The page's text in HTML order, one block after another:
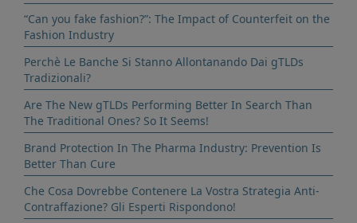
“Can you fake fashion?”: The Impact of Counterfeit on the
Fashion Industry
Perchè Le Banche Si Stanno Allontanando Dai gTLDs
Tradizionali?
Are The New gTLDs Performing Better In Search Than
The Traditional Ones? So It Seems!
Brand Protection In The Pharma Industry: Prevention Is
Better Than Cure
Che Cosa Dovrebbe Contenere La Vostra Strategia Anti-
Contraffazione? Gli Esperti Rispondono!